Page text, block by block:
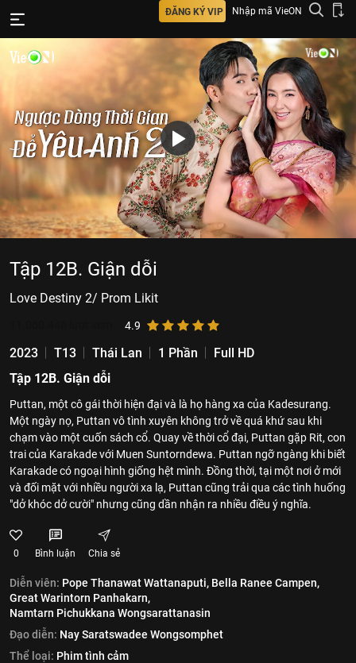
ĐĂNG KÝ VIP Nhập mã VieON
Tập 12B. Giận dỗi
Love Destiny 2/ Prom Likit
4.9
2023 T13 Thái Lan 1 Phần
Full HD
Tập 12B. Giận dỗi
Puttan, một cô gái thời hiện đại và là họ hàng xa của Kadesurang.
Một ngày nọ, Puttan vô tình xuyên không trở về quá khứ sau khi
chạm vào một cuốn sách cổ. Quay về thời cổ đại, Puttan gặp Rit, con
trai của Karakade với Muen Suntorndewa. Puttan ngỡ ngàng khi biết
Karakade có ngoại hình giống hệt mình. Đồng thời, tại một nơi ở mới
và đối mặt với nhiều người xa lạ, Puttan cũng trải qua các tình huống
"dở khóc dở cười" nhưng cũng dần nhận ra nhiều điều ý nghĩa.
0 Bình luận Chia sẻ
Diễn viên: Pope Thanawat Wattanaputi, Bella Ranee Campen,
Great Warintorn Panhakarn,
Namtarn Pichukkana Wongsarattanasin
Đạo diễn: Nay Saratswadee Wongsomphet
Thể loại: Phim tình cảm